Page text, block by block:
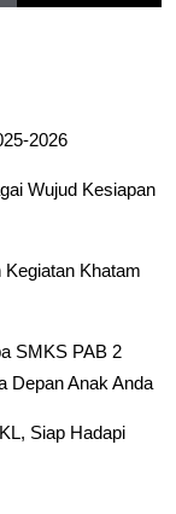
2026
Wujud Kesiapan
Khatam
SMKS PAB 2
Depan Anak Anda
Siap Hadapi